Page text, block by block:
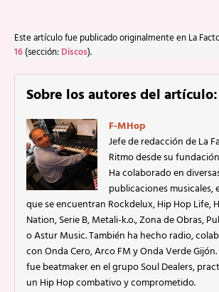
Este artículo fue publicado originalmente en La
16 (sección: Discos).
Sobre los autores del artículo:
F-MHop
Jefe de redacción de La
Ritmo desde su
Ha colaborado en
publicaciones musicales,
que se encuentran Rockdelux, Hip Hop Life,
Nation, Serie B, Metali-k.o., Zona de Obras,
o Astur Music. También ha hecho radio,
con Onda Cero, Arco FM y Onda Verde
fue beatmaker en el grupo Soul Dealers,
un Hip Hop combativo y comprometido.